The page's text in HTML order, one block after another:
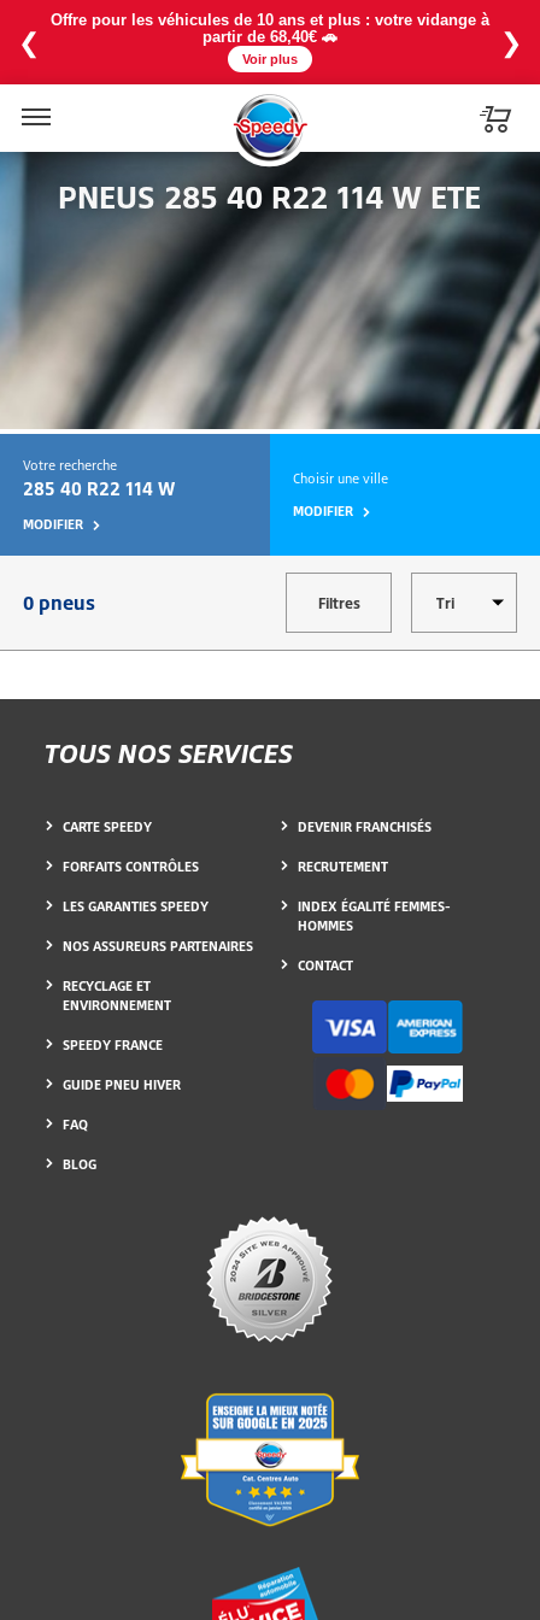
❮
Offre pour les véhicules de 10 ans et plus : votre vidange à
partir de 68,40€ 🚗
Voir plus
❯
PNEUS 285 40 R22 114 W ETE
Votre recherche
285 40 R22 114 W
MODIFIER
Choisir une ville
MODIFIER
0 pneus Filtres
TOUS NOS SERVICES
CARTE SPEEDY
FORFAITS CONTRÔLES
LES GARANTIES SPEEDY
NOS ASSUREURS PARTENAIRES
RECYCLAGE ET
ENVIRONNEMENT
SPEEDY FRANCE
GUIDE PNEU HIVER
FAQ
BLOG
DEVENIR FRANCHISÉS
RECRUTEMENT
INDEX ÉGALITÉ FEMMES-
HOMMES
CONTACT